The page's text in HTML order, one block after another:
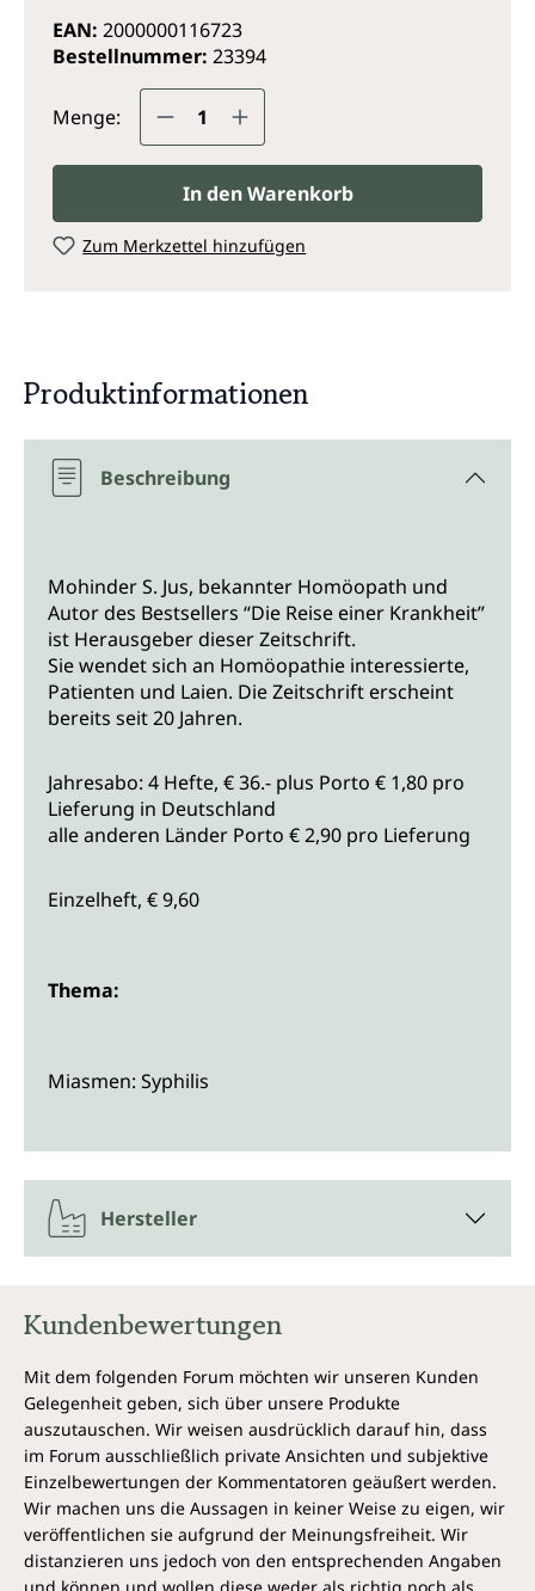
EAN: 2000000116723
Bestellnummer: 23394
Menge: Produkt Anzahl: Gib den
In den Warenkorb
Zum Merkzettel hinzufügen
Produktinformationen
Beschreibung
Mohinder S. Jus, bekannter Homöopath und
Autor des Bestsellers “Die Reise einer Krankheit”
ist Herausgeber dieser Zeitschrift.
Sie wendet sich an Homöopathie interessierte,
Patienten und Laien. Die Zeitschrift erscheint
bereits seit 20 Jahren.
Jahresabo: 4 Hefte, € 36.- plus Porto € 1,80 pro
Lieferung in Deutschland
alle anderen Länder Porto € 2,90 pro Lieferung
Einzelheft, € 9,60
Thema:
Miasmen: Syphilis
Hersteller
Kundenbewertungen
Mit dem folgenden Forum möchten wir unseren Kunden
Gelegenheit geben, sich über unsere Produkte
auszutauschen. Wir weisen ausdrücklich darauf hin, dass
im Forum ausschließlich private Ansichten und subjektive
Einzelbewertungen der Kommentatoren geäußert werden.
Wir machen uns die Aussagen in keiner Weise zu eigen, wir
veröffentlichen sie aufgrund der Meinungsfreiheit. Wir
distanzieren uns jedoch von den entsprechenden Angaben